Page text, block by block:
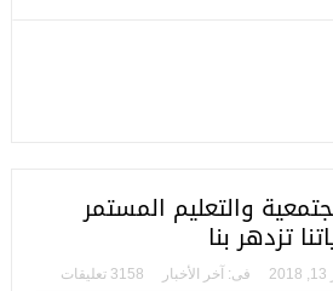
والتعليم المستمر
تزدهر بنا
فى: آخر الأخبار 3158 تعليقات